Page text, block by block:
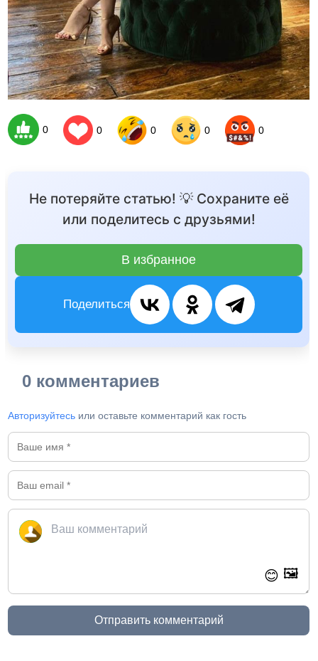
0 0 0 0 0
Не потеряйте статью! 💡 Сохраните её
или поделитесь с друзьями!
В избранное
Поделиться
0 комментариев
Авторизуйтесь или оставьте комментарий как гость
😊 🖼️
Отправить комментарий